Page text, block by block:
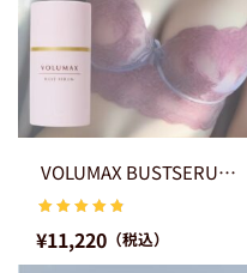
中
4.91
と評価
¥11,220 （税込）